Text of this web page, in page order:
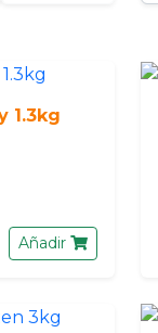
1.3kg
Añadir